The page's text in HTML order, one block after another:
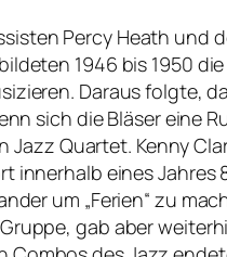
Percy Heath und
1946 bis 1950
Daraus folgte,
sich die Bläser eine
Quartet. Kenny
eines Jahres
um „Ferien“ zu
gab aber